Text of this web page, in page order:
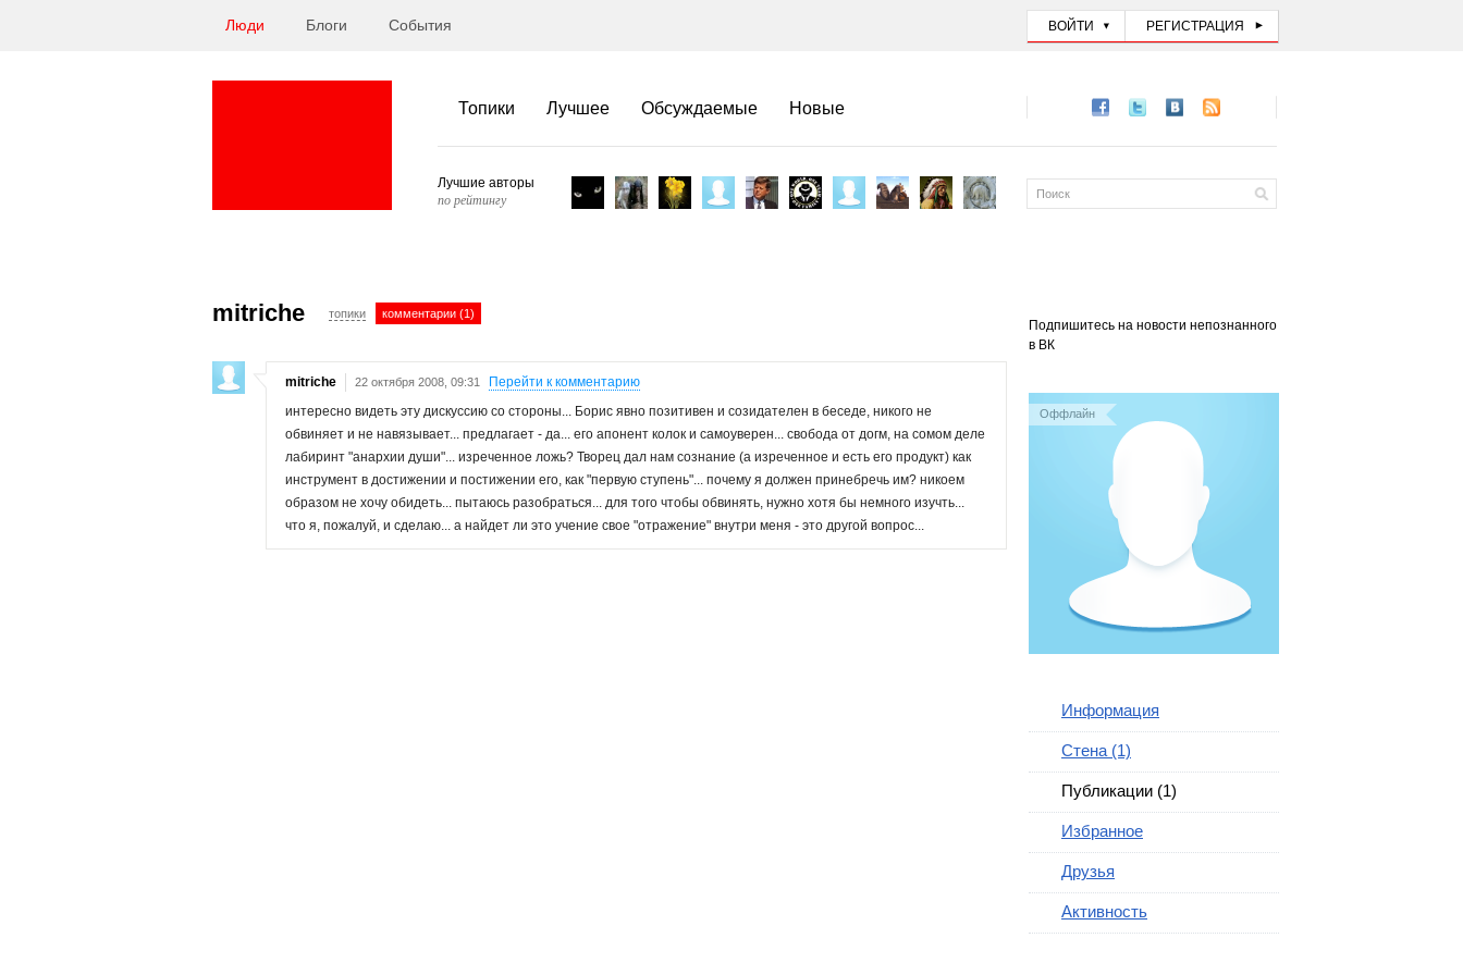
Люди Блоги События ВОЙТИ РЕГИСТРАЦИЯ
Топики Лучшее Обсуждаемые Новые
Лучшие авторы
по рейтингу
mitriche топики комментарии (1)
mitriche 22 октября 2008, 09:31
Перейти к комментарию
интересно видеть эту дискуссию со стороны... Борис явно позитивен и созидателен в беседе, никого не
обвиняет и не навязывает... предлагает - да... его апонент колок и самоуверен... свобода от догм, на сомом деле
лабиринт "анархии души"... изреченное ложь? Творец дал нам сознание (а изреченное и есть его продукт) как
инструмент в достижении и постижении его, как "первую ступень"... почему я должен принебречь им? никоем
образом не хочу обидеть... пытаюсь разобраться... для того чтобы обвинять, нужно хотя бы немного изучть...
что я, пожалуй, и сделаю... а найдет ли это учение свое "отражение" внутри меня - это другой вопрос...
Подпишитесь на новости непознанного
в ВК
Оффлайн
Информация
Стена (1)
Публикации (1)
Избранное
Друзья
Активность